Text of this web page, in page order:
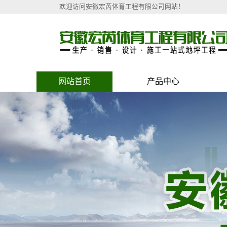
欢迎访问安徽宏芮体育工程有限公司网站！
网站首页 产品中心